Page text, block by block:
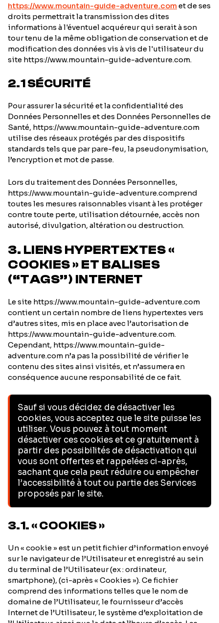
https://www.mountain-guide-adventure.com et de ses
droits permettrait la transmission des dites
informations à l'éventuel acquéreur qui serait à son
tour tenu de la même obligation de conservation et de
modification des données vis à vis de l'utilisateur du
site https://www.mountain-guide-adventure.com.
2.1 SÉCURITÉ
Pour assurer la sécurité et la confidentialité des
Données Personnelles et des Données Personnelles de
Santé, https://www.mountain-guide-adventure.com
utilise des réseaux protégés par des dispositifs
standards tels que par pare-feu, la pseudonymisation,
l’encryption et mot de passe.
Lors du traitement des Données Personnelles,
https://www.mountain-guide-adventure.comprend
toutes les mesures raisonnables visant à les protéger
contre toute perte, utilisation détournée, accès non
autorisé, divulgation, altération ou destruction.
3. LIENS HYPERTEXTES «
COOKIES » ET BALISES
(“TAGS”) INTERNET
Le site https://www.mountain-guide-adventure.com
contient un certain nombre de liens hypertextes vers
d’autres sites, mis en place avec l’autorisation de
https://www.mountain-guide-adventure.com.
Cependant, https://www.mountain-guide-
adventure.com n’a pas la possibilité de vérifier le
contenu des sites ainsi visités, et n’assumera en
conséquence aucune responsabilité de ce fait.
Sauf si vous décidez de désactiver les
cookies, vous acceptez que le site puisse les
utiliser. Vous pouvez à tout moment
désactiver ces cookies et ce gratuitement à
partir des possibilités de désactivation qui
vous sont offertes et rappelées ci-après,
sachant que cela peut réduire ou empêcher
l’accessibilité à tout ou partie des Services
proposés par le site.
3.1. « COOKIES »
Un « cookie » est un petit fichier d’information envoyé
sur le navigateur de l’Utilisateur et enregistré au sein
du terminal de l’Utilisateur (ex : ordinateur,
smartphone), (ci-après « Cookies »). Ce fichier
comprend des informations telles que le nom de
domaine de l’Utilisateur, le fournisseur d’accès
Internet de l’Utilisateur, le système d’exploitation de